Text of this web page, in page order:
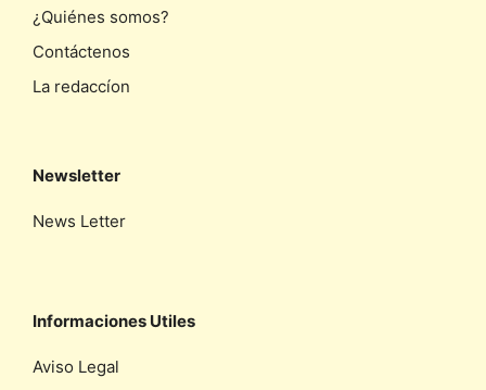
¿Quiénes somos?
Contáctenos
La redaccíon
Newsletter
News Letter
Informaciones Utiles
Aviso Legal